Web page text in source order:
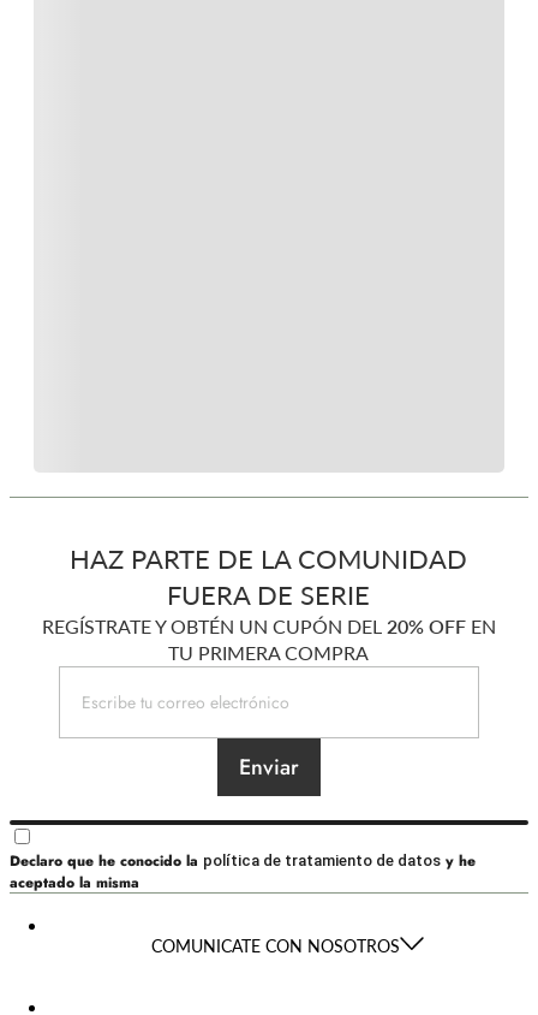
HAZ PARTE DE LA COMUNIDAD
FUERA DE SERIE
REGÍSTRATE Y OBTÉN UN CUPÓN DEL 20% OFFEN
TU PRIMERA COMPRA
Enviar
Declaro que he conocido la política de tratamiento de datos y he
aceptado la misma
COMUNICATE CON NOSOTROS